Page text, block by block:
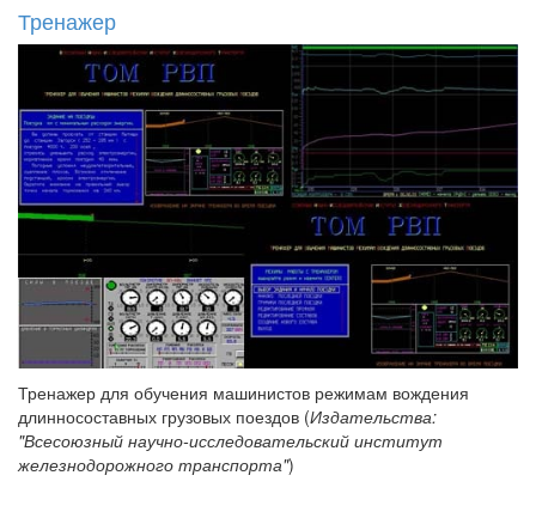
Тренажер
Тренажер для обучения машинистов режимам вождения
длинносоставных грузовых поездов (Издательства:
"Всесоюзный научно-исследовательский институт
железнодорожного транспорта")